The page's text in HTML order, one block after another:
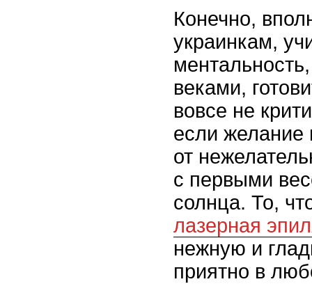
Конечно,
украинкам,
веками,
вовсе не
если желание
от
с первыми
солнца. То,
лазерная
нежную и
приятно в